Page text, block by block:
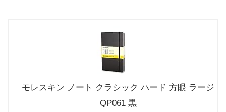
モレスキン ノート クラシック ハード 方眼 ラージ
QP061 黒